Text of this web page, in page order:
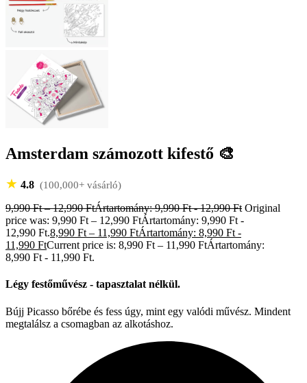
Amsterdam számozott kifestő 🎨
★ 4.8 (100,000+ vásárló)
9,990Ft – 12,990FtÁrtartomány: 9,990 Ft - 12,990 Ft Original
price was: 9,990 Ft – 12,990 FtÁrtartomány: 9,990 Ft -
12,990 Ft.8,990 Ft – 11,990 FtÁrtartomány: 8,990 Ft -
11,990 FtCurrent price is: 8,990 Ft – 11,990 FtÁrtartomány:
8,990 Ft - 11,990 Ft.
Légy festőművész - tapasztalat nélkül.
Bújj Picasso bőrébe és fess úgy, mint egy valódi művész. Mindent
megtalálsz a csomagban az alkotáshoz.